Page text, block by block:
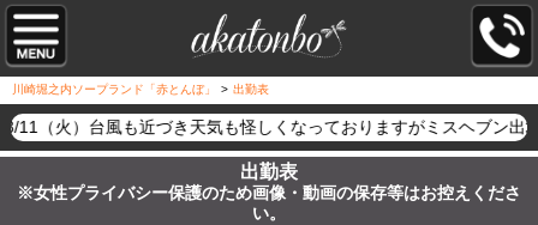
川崎堀之内ソープランド「赤とんぼ」 > 出勤表
11（火）台風も近づき天気も怪しくなっておりますがミスヘブン出
出勤表
※女性プライバシー保護のため画像・動画の保存等はお控えくださ
い。